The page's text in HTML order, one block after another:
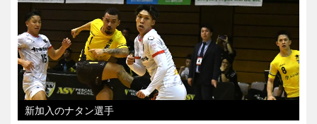
新加入のナタン選手